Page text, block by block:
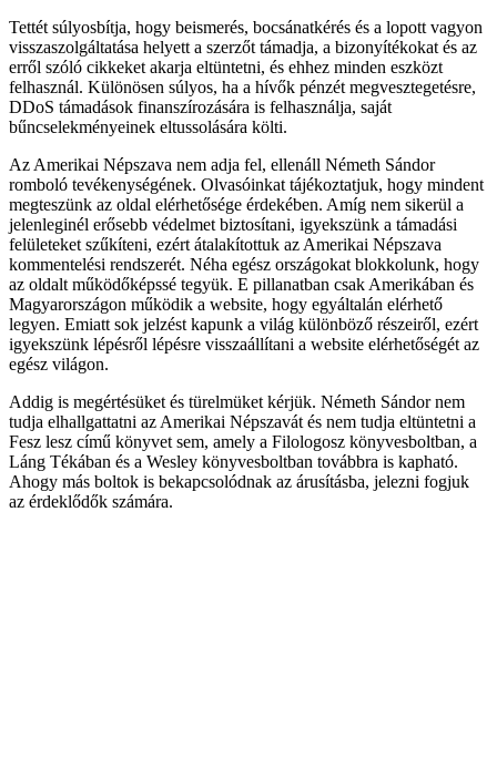
Tettét súlyosbítja, hogy beismerés, bocsánatkérés és a lopott vagyon
visszaszolgáltatása helyett a szerzőt támadja, a bizonyítékokat és az
erről szóló cikkeket akarja eltüntetni, és ehhez minden eszközt
felhasznál. Különösen súlyos, ha a hívők pénzét megvesztegetésre,
DDoS támadások finanszírozására is felhasználja, saját
bűncselekményeinek eltussolására költi.
Az Amerikai Népszava nem adja fel, ellenáll Németh Sándor
romboló tevékenységének. Olvasóinkat tájékoztatjuk, hogy mindent
megteszünk az oldal elérhetősége érdekében. Amíg nem sikerül a
jelenleginél erősebb védelmet biztosítani, igyekszünk a támadási
felületeket szűkíteni, ezért átalakítottuk az Amerikai Népszava
kommentelési rendszerét. Néha egész országokat blokkolunk, hogy
az oldalt működőképssé tegyük. E pillanatban csak Amerikában és
Magyarországon működik a website, hogy egyáltalán elérhető
legyen. Emiatt sok jelzést kapunk a világ különböző részeiről, ezért
igyekszünk lépésről lépésre visszaállítani a website elérhetőségét az
egész világon.
Addig is megértésüket és türelmüket kérjük. Németh Sándor nem
tudja elhallgattatni az Amerikai Népszavát és nem tudja eltüntetni a
Fesz lesz című könyvet sem, amely a Filologosz könyvesboltban, a
Láng Tékában és a Wesley könyvesboltban továbbra is kapható.
Ahogy más boltok is bekapcsolódnak az árusításba, jelezni fogjuk
az érdeklődők számára.